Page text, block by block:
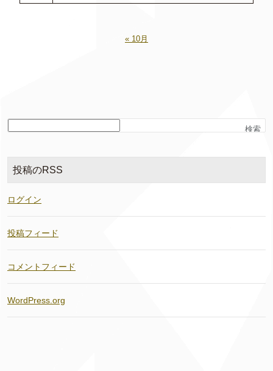
« 10月
検索
投稿のRSS
ログイン
投稿フィード
コメントフィード
WordPress.org